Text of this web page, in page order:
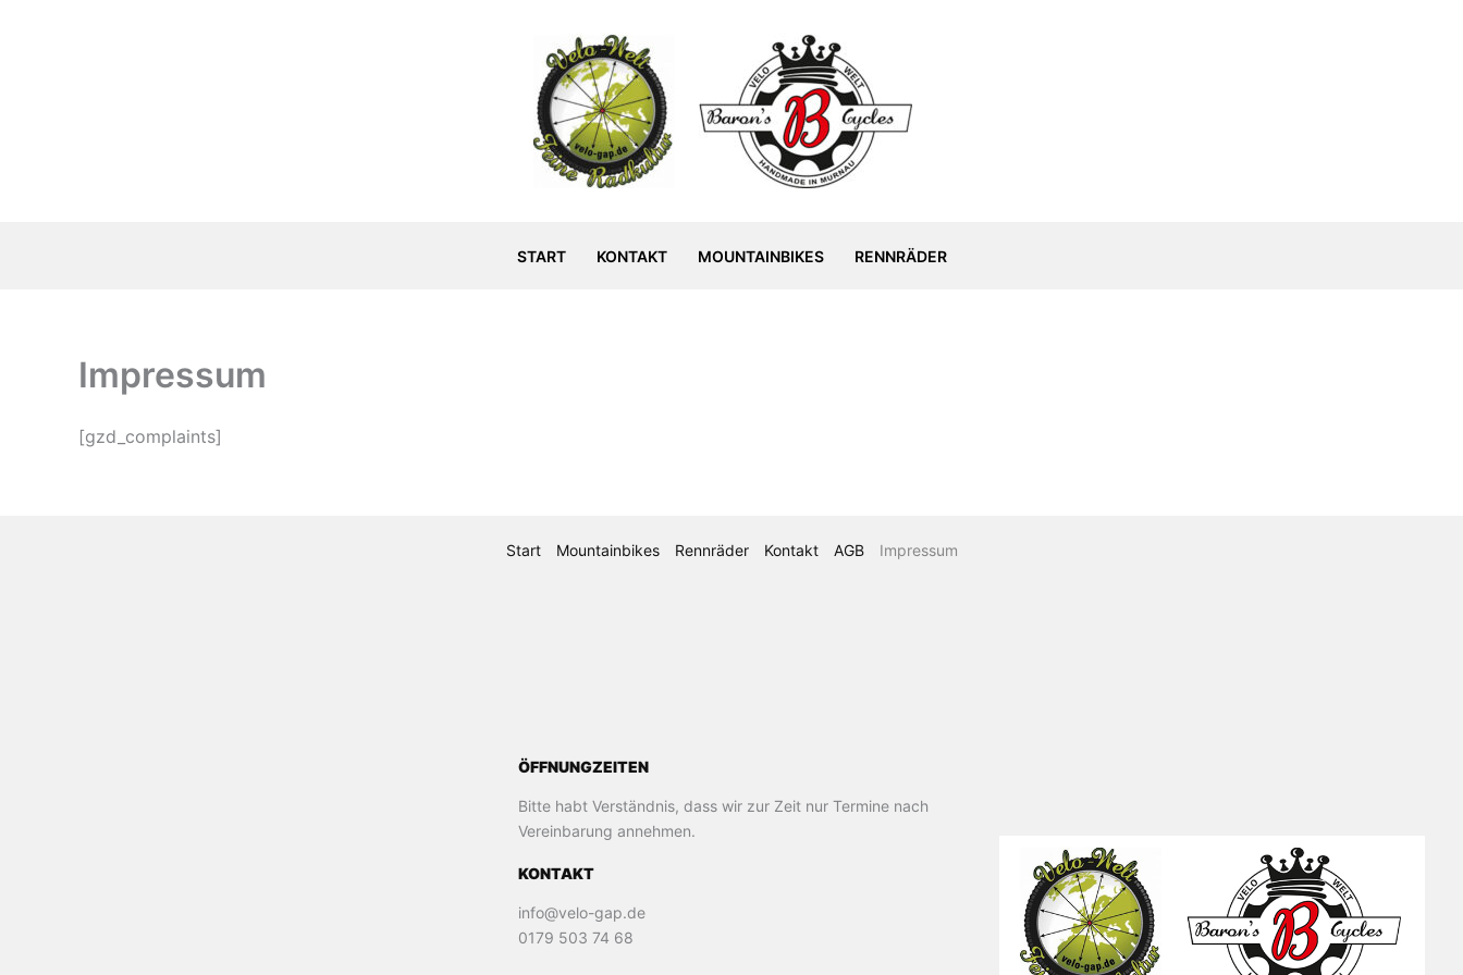
START KONTAKT MOUNTAINBIKES RENNRÄDER
Impressum
[gzd_complaints]
Start Mountainbikes Rennräder Kontakt AGB Impressum
ÖFFNUNGZEITEN
Bitte habt Verständnis, dass wir zur Zeit nur Termine nach
Vereinbarung annehmen.
KONTAKT
info@velo-gap.de
0179 503 74 68